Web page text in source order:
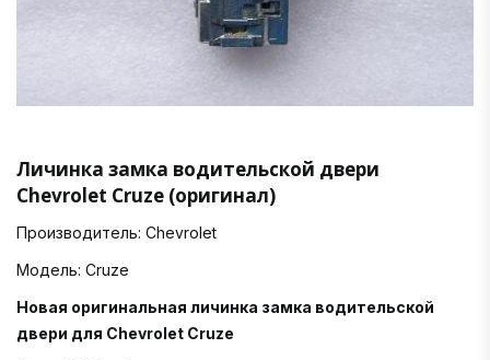
Личинка замка водительской двери
Chevrolet Cruze (оригинал)
Производитель: Chevrolet
Модель: Cruze
Новая оригинальная личинка замка водительской
двери для Chevrolet Cruze